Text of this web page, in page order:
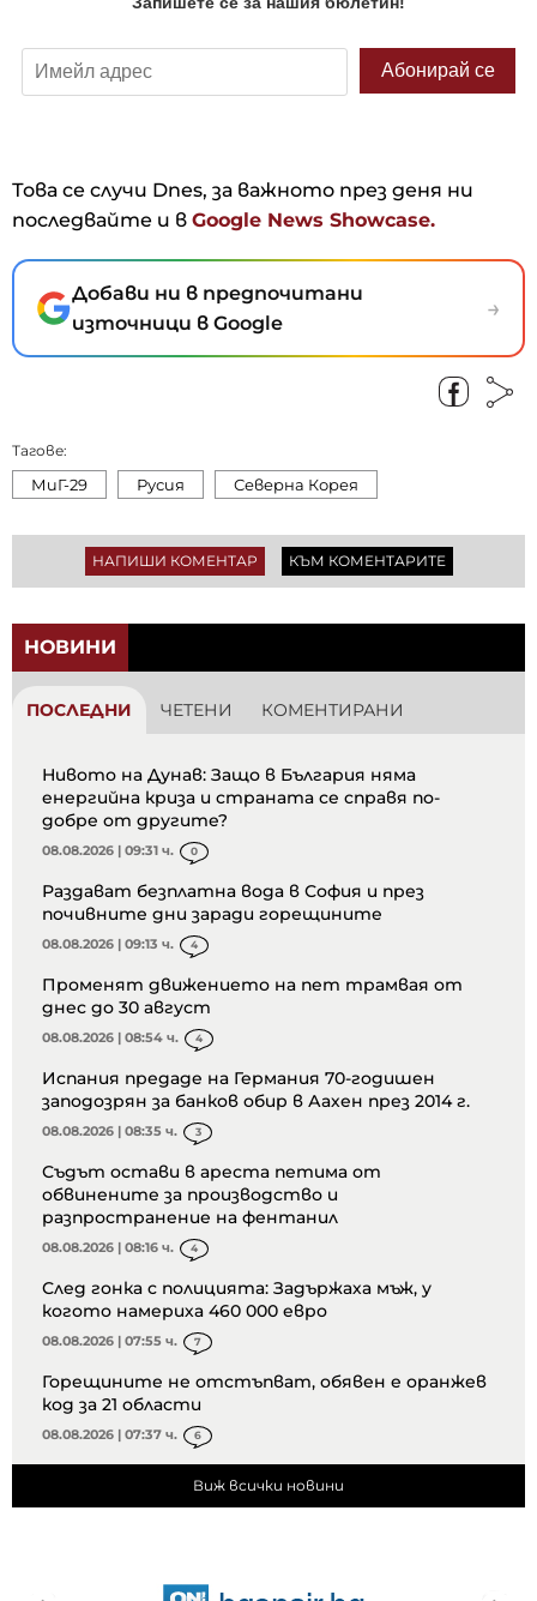
Това се случи Dnes, за важното през деня ни
последвайте и в Google News Showcase.
Добави ни в предпочитани
източници в Google
→
Тагове:
МиГ-29 Русия Северна Корея
НАПИШИ КОМЕНТАР КЪМ КОМЕНТАРИТЕ
НОВИНИ
ПОСЛЕДНИ ЧЕТЕНИ КОМЕНТИРАНИ
Нивото на Дунав: Защо в България няма
енергийна криза и страната се справя по-
добре от другите?
08.08.2026 | 09:31 ч. 0
Раздават безплатна вода в София и през
почивните дни заради горещините
08.08.2026 | 09:13 ч. 4
Променят движението на пет трамвая от
днес до 30 август
08.08.2026 | 08:54 ч. 4
Испания предаде на Германия 70-годишен
заподозрян за банков обир в Аахен през 2014 г.
08.08.2026 | 08:35 ч. 3
Съдът остави в ареста петима от
обвинените за производство и
разпространение на фентанил
08.08.2026 | 08:16 ч. 4
След гонка с полицията: Задържаха мъж, у
когото намериха 460 000 евро
08.08.2026 | 07:55 ч. 7
Горещините не отстъпват, обявен е оранжев
код за 21 области
08.08.2026 | 07:37 ч. 6
Виж всички новини